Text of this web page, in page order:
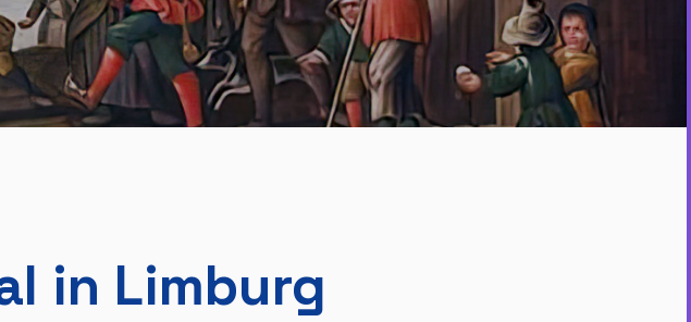
in Limburg